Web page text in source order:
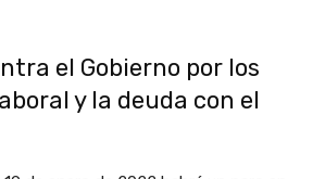
el Gobierno por los
y la deuda con el